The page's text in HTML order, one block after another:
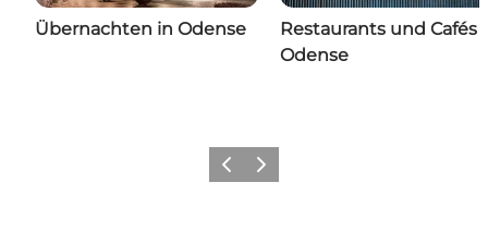
Übernachten in Odense
Restaurants und Cafés
Odense
ZurückWeiter